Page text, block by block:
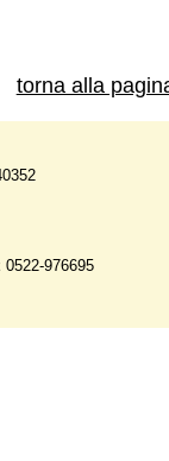
torna alla
976695